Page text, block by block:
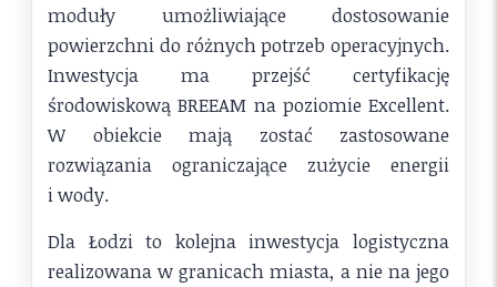
moduły umożliwiające dostosowanie
powierzchni do różnych potrzeb operacyjnych.
Inwestycja ma przejść certyfikację
środowiskową BREEAM na poziomie Excellent.
W obiekcie mają zostać zastosowane
rozwiązania ograniczające zużycie energii
i wody.
Dla Łodzi to kolejna inwestycja logistyczna
realizowana w granicach miasta, a nie na jego